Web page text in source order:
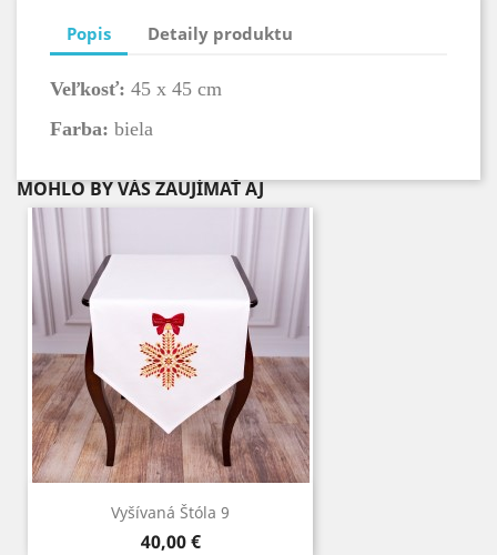
Popis Detaily produktu
Veľkosť: 45 x 45 cm
Farba: biela
MOHLO BY VÁS ZAUJÍMAŤ AJ
Vyšívaná Štóla 9
Cena
40,00 €